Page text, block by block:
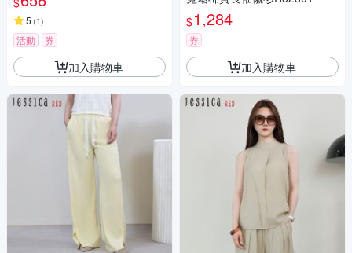
5 (1)
活動 券
加入購物車
$1,284
券
加入購物車